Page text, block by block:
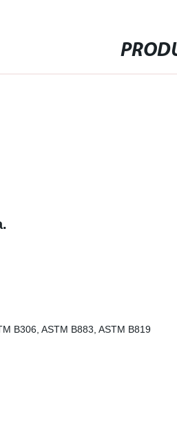
B306, ASTM B883, ASTM B819